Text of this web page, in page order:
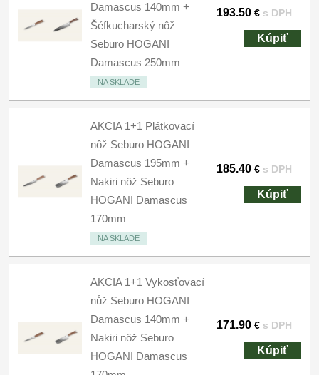
Damascus 140mm +
Šéfkucharský nôž
Seburo HOGANI
Damascus 250mm
NA SKLADE
193.50 € s DPH
Kúpiť
AKCIA 1+1 Plátkovací
nôž Seburo HOGANI
Damascus 195mm +
Nakiri nôž Seburo
HOGANI Damascus
170mm
NA SKLADE
185.40 € s DPH
Kúpiť
AKCIA 1+1 Vykosťovací
nůž Seburo HOGANI
Damascus 140mm +
Nakiri nôž Seburo
HOGANI Damascus
171.90 € s DPH
Kúpiť